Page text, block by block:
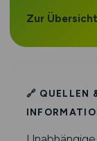
Zur
🔗 QUELLEN